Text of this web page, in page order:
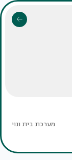
מערכת בית ונוי